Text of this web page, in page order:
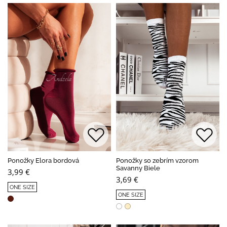
Ponožky Elora bordová
3,99 €
ONE SIZE
Ponožky so zebrím vzorom
Savanny Biele
3,69 €
ONE SIZE